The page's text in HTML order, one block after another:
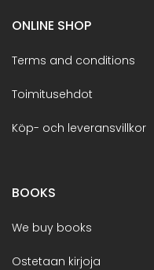
ONLINE SHOP
Terms and conditions
Toimitusehdot
Köp- och leveransvillkor
BOOKS
We buy books
Ostetaan kirjoja